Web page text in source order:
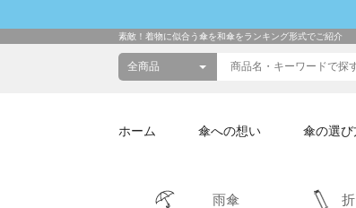
素敵！着物に似合う傘を和傘をランキング形式でご紹介
ホーム 傘への想い 傘の選び
雨傘